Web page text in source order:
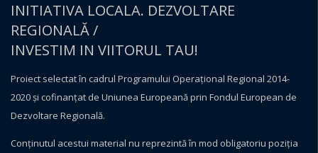
INITIATIVA LOCALA. DEZVOLTARE
REGIONALĂ /
INVESTIM IN VIITORUL TAU!
Proiect selectat în cadrul Programului Operațional Regional 2014-
2020 și cofinanțat de Uniunea Europeană prin Fondul European de
Dezvoltare Regională.
Conţinutul acestui material nu reprezintă în mod obligatoriu poziţia